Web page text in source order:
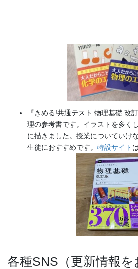
『きめる!共通テスト 物理基礎
理の参考書です。イラストを多く
に描きました。授業についていけ
生徒におすすめです。 特設サイト
各種SNS（更新情報を